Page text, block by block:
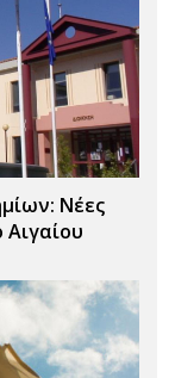
Νέες
Αιγαίου